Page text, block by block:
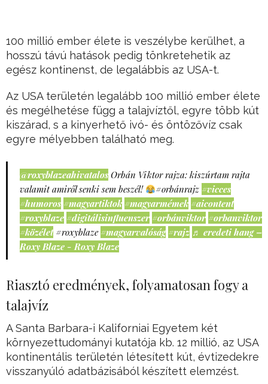
100 millió ember élete is veszélybe kerülhet, a
hosszú távú hatások pedig tönkretehetik az
egész kontinenst, de legalábbis az USA-t.
Az USA területén legalább 100 millió ember élete
és megélhetése függ a talajvíztől, egyre több kút
kiszárad, s a kinyerhető ivó- és öntözővíz csak
egyre mélyebben található meg.
@roxyblazeahivatalos Orbán Viktor rajza: kiszúrtam rajta
valamit amiről senki sem beszél!
#orbánrajz #vicces
#humoros #magyartiktok #magyarmémek #aicontent
#roxyblaze #digitálisinfluenszer #orbánviktor #orbanviktor
#közélet #roxyblaze #magyarvalóság #rajz ♬ eredeti hang –
Roxy Blaze - Roxy Blaze
Riasztó eredmények, folyamatosan fogy a
talajvíz
A Santa Barbara-i Kaliforniai Egyetem két
környezettudományi kutatója kb. 12 millió, az USA
kontinentális területén létesített kút, évtizedekre
visszanyúló adatbázisából készített elemzést.